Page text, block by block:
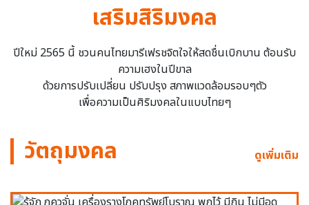
เสริมสิริมงคล
ปีใหม่ 2565 นี้ ชวนคนไทยมารีเฟรชจิตใจให้สดชื่นเบิกบาน ต้อนรับ
ความเฮงในปีขาล
ด้วยการปรับเปลี่ยน ปรับปรุง สภาพแวดล้อมรอบๆตัว
เพื่อความเป็นศิริมงคลในแบบไทยๆ
วัตถุมงคล ดูเพิ่มเติม